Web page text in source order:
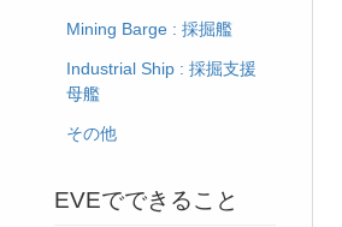
Mining Barge : 採掘艦
Industrial Ship : 採掘支援
母艦
その他
EVEでできること